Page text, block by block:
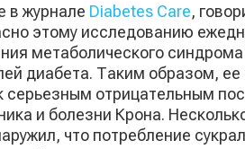
в журнале Diabetes Care,
этому исследованию
метаболического
диабета. Таким образом, ее
серьезным отрицательным
и болезни Крона.
что потребление